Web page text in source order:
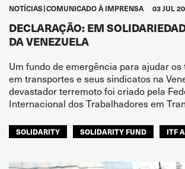
NOTÍCIAS COMUNICADO À IMPRENSA 03 JUL
DECLARAÇÃO: EM
DA VENEZUELA
Um fundo de emergência para ajudar
em transportes e seus sindicatos na
devastador terremoto foi criado pela
Internacional dos Trabalhadores em
SOLIDARITY SOLIDARITY FUND ITF